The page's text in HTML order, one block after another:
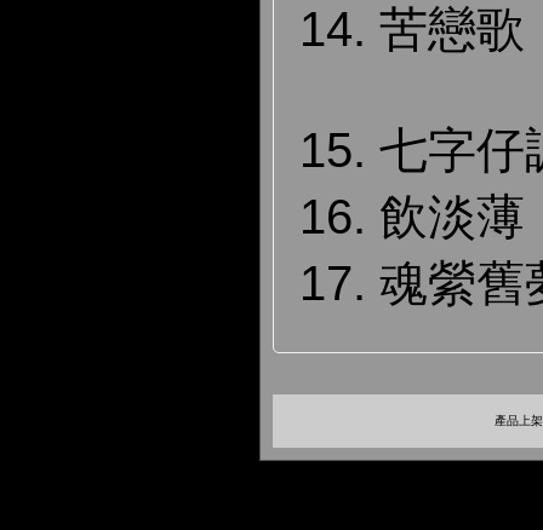
14. 苦戀歌
15. 七字仔
16. 飲淡薄
17. 魂縈舊
產品上